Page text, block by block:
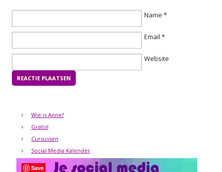
Name *
Email *
Website
Wie is Anne?
Gratis!
Cursussen
Social Media Kalender
Save